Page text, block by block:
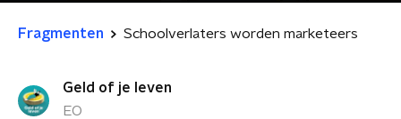
Fragmenten Schoolverlaters worden marketeers
Geld of je leven
EO